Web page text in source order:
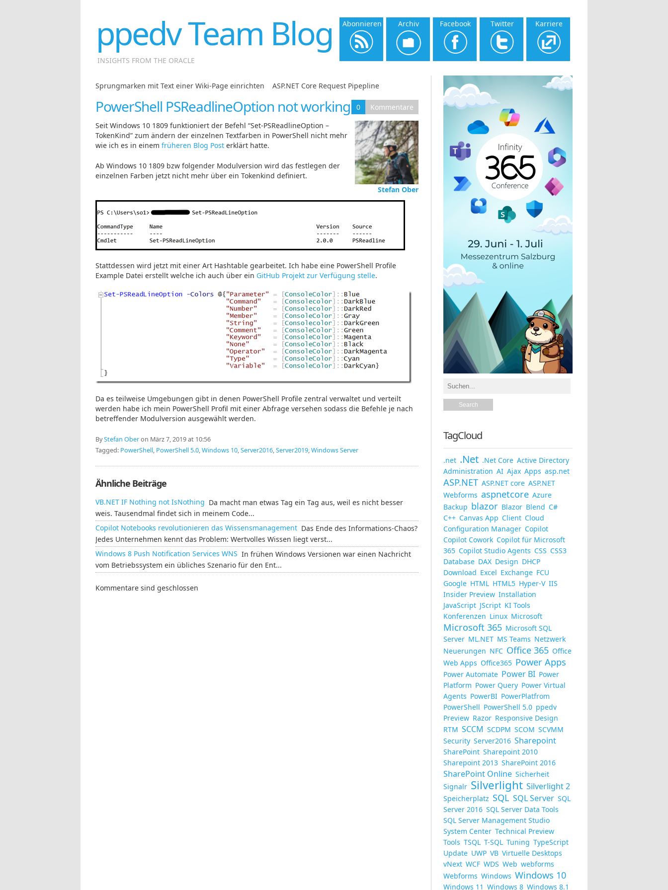
ppedv Team Blog
INSIGHTS FROM THE ORACLE
Abonnieren Archiv Facebook Twitter Karriere
Sprungmarken mit Text einer Wiki-Page einrichten ASP.NET Core Request Pipepline
PowerShell PSReadlineOption not working 0 Kommentare
Stefan Ober
Seit Windows 10 1809 funktioniert der Befehl “Set-PSReadlineOption –
TokenKind” zum ändern der einzelnen Textfarben in PowerShell nicht mehr
wie ich es in einem früheren Blog Post erklärt hatte.
Ab Windows 10 1809 bzw folgender Modulversion wird das festlegen der
einzelnen Farben jetzt nicht mehr über ein Tokenkind definiert.
Stattdessen wird jetzt mit einer Art Hashtable gearbeitet. Ich habe eine PowerShell Profile
Example Datei erstellt welche ich auch über ein GitHub Projekt zur Verfügung stelle.
Da es teilweise Umgebungen gibt in denen PowerShell Profile zentral verwaltet und verteilt
werden habe ich mein PowerShell Profil mit einer Abfrage versehen sodass die Befehle je nach
betreffender Modulversion ausgewählt werden.
ByStefan Oberon März 7, 2019 at 10:56
Tagged: PowerShell, PowerShell 5.0,Windows 10,Server2016,Server2019,Windows Server
Ähnliche Beiträge
VB.NET IF Nothing not IsNothing Da macht man etwas Tag ein Tag aus, weil es nicht besser
weis. Tausendmal findet sich in meinem Code...
Copilot Notebooks revolutionieren das Wissensmanagement Das Ende des Informations-Chaos?
Jedes Unternehmen kennt das Problem: Wertvolles Wissen liegt verst...
Windows 8 Push Notification Services WNS In frühen Windows Versionen war einen Nachricht
vom Betriebssystem ein übliches Szenario für den Ent...
Kommentare sind geschlossen
TagCloud
.net .Net .Net Core Active Directory
Administration AI Ajax Apps asp.net
ASP.NET ASP.NET core ASP.NET
Webforms aspnetcore Azure
Backup blazor Blazor Blend C#
C++ Canvas App Client Cloud
Configuration Manager Copilot
Copilot Cowork Copilot für Microsoft
365 Copilot Studio Agents CSS CSS3
Database DAX Design DHCP
Download Excel Exchange FCU
Google HTML HTML5 Hyper-V IIS
Insider Preview Installation
JavaScript JScript KI Tools
Konferenzen Linux Microsoft
Microsoft 365 Microsoft SQL
Server ML.NET MS Teams Netzwerk
Neuerungen NFC Office 365 Office
Web Apps Office365 Power Apps
Power Automate Power BI Power
Platform Power Query Power Virtual
Agents PowerBI PowerPlatfrom
PowerShell PowerShell 5.0 ppedv
Preview Razor Responsive Design
RTM SCCM SCDPM SCOM SCVMM
Security Server2016 Sharepoint
SharePoint Sharepoint 2010
Sharepoint 2013 SharePoint 2016
SharePoint Online Sicherheit
Signalr Silverlight Silverlight 2
Speicherplatz SQL SQL Server SQL
Server 2016 SQL Server Data Tools
SQL Server Management Studio
System Center Technical Preview
Tools TSQL T-SQL Tuning TypeScript
Update UWP VB Virtuelle Desktops
vNext WCF WDS Web webforms
Webforms Windows Windows 10
Windows 11 Windows 8 Windows 8.1